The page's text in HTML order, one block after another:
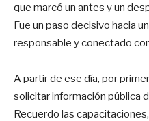
que marcó un antes y un
Fue un paso decisivo hacia
responsable y conectado
A partir de ese día, por
solicitar información pública
Recuerdo las